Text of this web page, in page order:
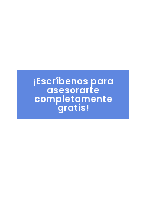
¡Escríbenos para
asesorarte
completamente
gratis!